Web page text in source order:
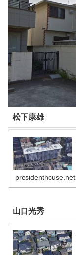
松下康雄
presidenthouse.net
山口光秀